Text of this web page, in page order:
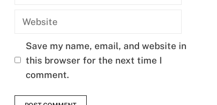
Website
Save my name, email, and website in
this browser for the next time I
comment.